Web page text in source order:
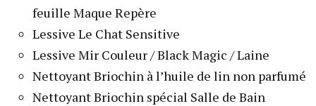
feuille Maque Repère
Lessive Le Chat Sensitive
Lessive Mir Couleur / Black Magic / Laine
Nettoyant Briochin à l’huile de lin non parfumé
Nettoyant Briochin spécial Salle de Bain